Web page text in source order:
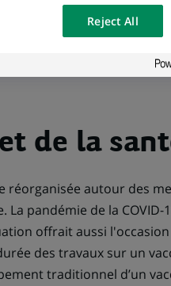
de la
réorganisée autour des
pandémie de la COVID-
offrait aussi
des travaux sur un
traditionnel d’un
Reject All